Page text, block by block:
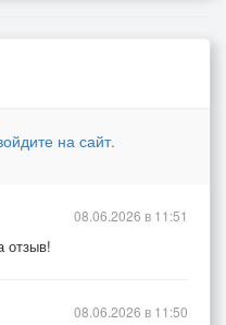
на сайт.
отзыв!
08.06.2026 в 11:51
08.06.2026 в 11:50